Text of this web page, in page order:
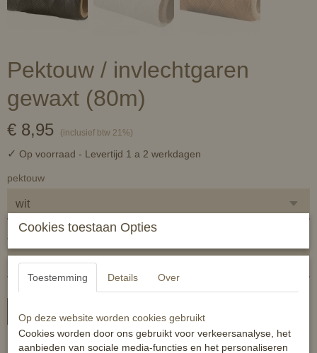
Pektouw / invlechtgaren
gewaxt (80m)
€ 8,95 (inclusief btw 21%)
✓ Op voorraad - Levertijd 1 a 2 werkdagen
pektouw
Aantal
Pektouw ofwel gewaxte invlechtgaren.
Cookies toestaan Opties
Toestemming Details Over
Op deze website worden cookies gebruikt
Cookies worden door ons gebruikt voor verkeersanalyse, het
aanbieden van sociale media-functies en het personaliseren